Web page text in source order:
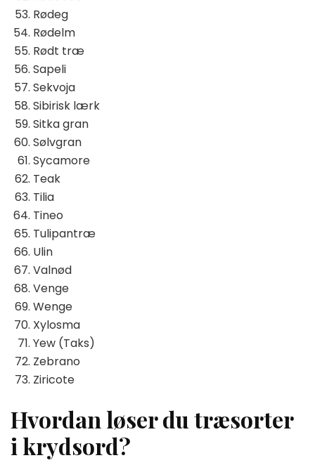
Rødeg
Rødelm
Rødt træ
Sapeli
Sekvoja
Sibirisk lærk
Sitka gran
Sølvgran
Sycamore
Teak
Tilia
Tineo
Tulipantræ
Ulin
Valnød
Venge
Wenge
Xylosma
Yew (Taks)
Zebrano
Ziricote
Hvordan løser du træsorter
i krydsord?